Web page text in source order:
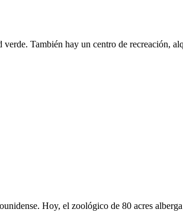
También hay un centro de recreación,
Hoy, el zoológico de 80 acres